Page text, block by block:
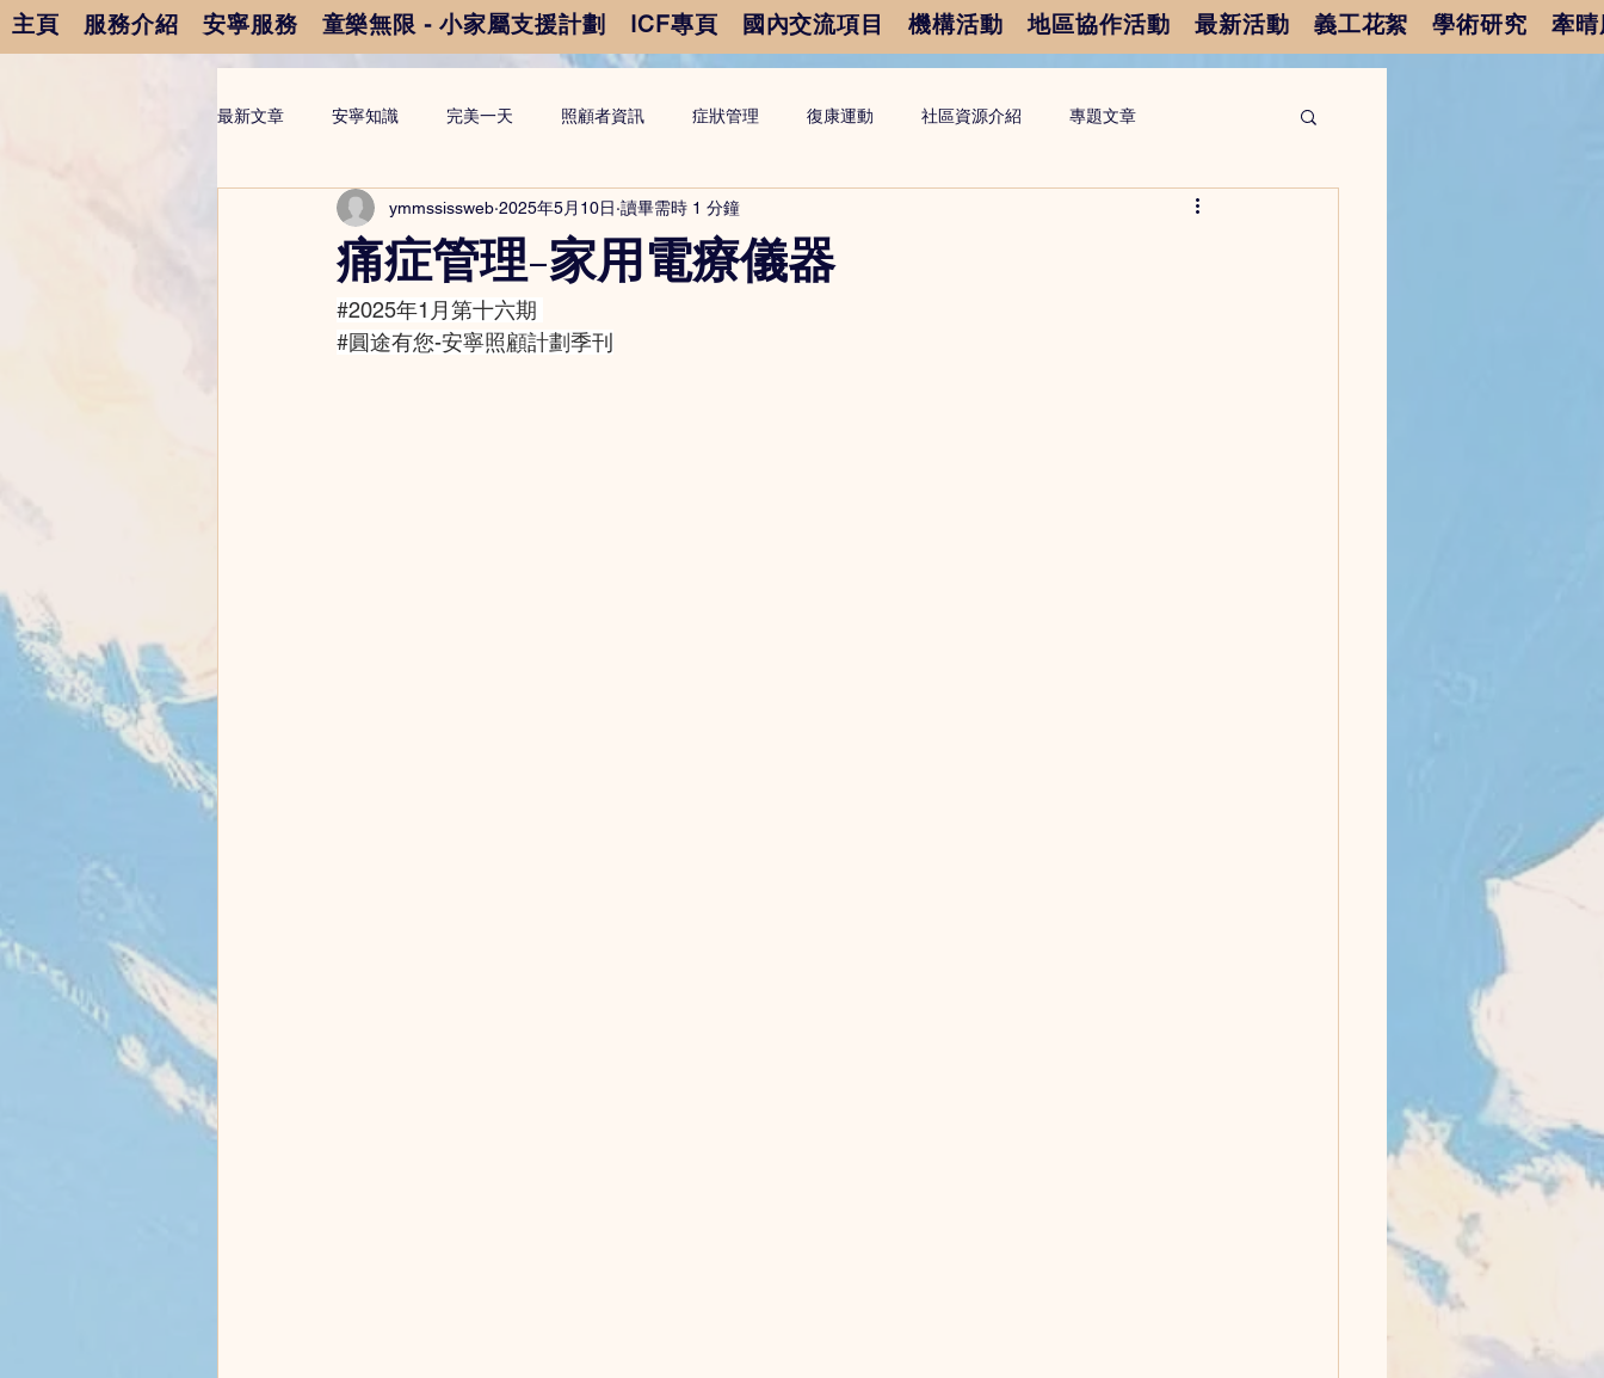
主頁 服務介紹 安寧服務 童樂無限 - 小家屬支援計劃 ICF專頁 國內交流項目 機構活動 地區協作活動 最新活動 義工花絮 學術研究 牽
最新文章 安寧知識 完美一天 照顧者資訊 症狀管理 復康運動 社區資源介紹 專題文章
痛症管理-家用電療儀器
ymmssissweb 2025年5月10日 讀畢需時 1 分鐘
#2025年1月第十六期
#圓途有您-安寧照顧計劃季刊